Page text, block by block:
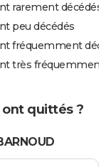
rarement décédés
peu décédés
fréquemment
très fréquemment
ont quittés ?